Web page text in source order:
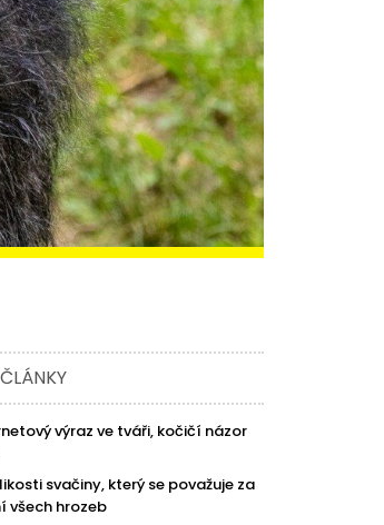
výraz ve tváři, kočičí názor
svačiny, který se považuje za
všech hrozeb